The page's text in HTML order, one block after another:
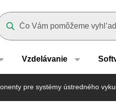
Vzdelávanie
pre systémy ústredného